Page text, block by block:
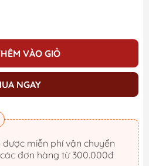
VÀO GIỎ
NGAY
được miễn phí vận chuyển
đơn hàng từ 300.000đ